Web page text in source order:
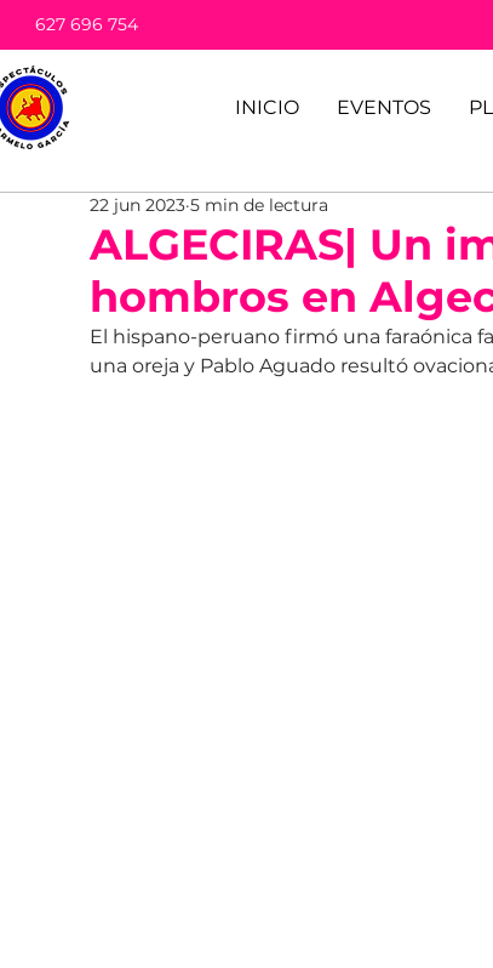
627 696 754
INICIO EVENTOS
ALGECIRAS| Un
hombros en
22 jun 2023 5 min de lectura
El hispano-peruano firmó una faraónica
una oreja y Pablo Aguado resultó